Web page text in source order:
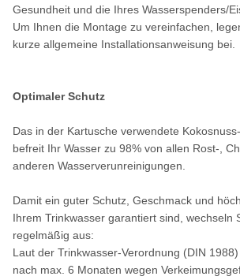
Gesundheit und die Ihres Wasserspenders/
Um Ihnen die Montage zu vereinfachen,
kurze allgemeine Installationsanweisung bei.
Optimaler Schutz
Das in der Kartusche verwendete
befreit Ihr Wasser zu 98% von allen Rost-,
anderen Wasserverunreinigungen.
Damit ein guter Schutz, Geschmack und
Ihrem Trinkwasser garantiert sind, wechseln
regelmäßig aus:
Laut der Trinkwasser-Verordnung (DIN
nach max. 6 Monaten wegen